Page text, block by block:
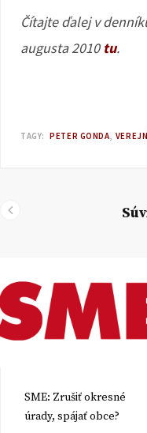
Čítajte ďalej v
augusta 2010 tu.
TAGY: PETER GONDA
SME: Zrušiť okresné
úrady, spájať obce?